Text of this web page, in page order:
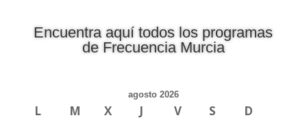
Encuentra aquí todos los programas
de Frecuencia Murcia
agosto 2026
L M X J V S
D